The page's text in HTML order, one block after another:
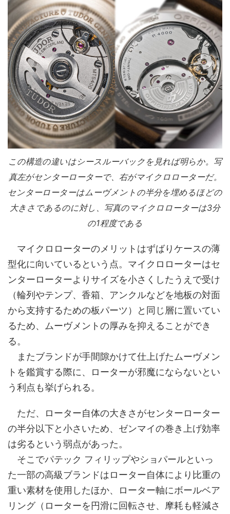
この構造の違いはシースルーバックを見れば明らか。写
真左がセンターローターで、右がマイクロローターだ。
センターローターはムーヴメントの半分を埋めるほどの
大きさであるのに対し、写真のマイクロローターは3分
の1程度である
マイクロローターのメリットはずばりケースの薄
型化に向いているという点。マイクロローターはセ
ンターローターよりサイズを小さくしたうえで受け
（輪列やテンプ、香箱、アンクルなどを地板の対面
から支持するための板パーツ）と同じ層に置いてい
るため、ムーヴメントの厚みを抑えることができ
る。
またブランドが手間隙かけて仕上げたムーヴメン
トを鑑賞する際に、ローターが邪魔にならないとい
う利点も挙げられる。
ただ、ローター自体の大きさがセンターローター
の半分以下と小さいため、ゼンマイの巻き上げ効率
は劣るという弱点があった。
そこでパテック フィリップやショパールといっ
た一部の高級ブランドはローター自体により比重の
重い素材を使用したほか、ローター軸にボールベア
リング（ローターを円滑に回転させ、摩耗も軽減さ